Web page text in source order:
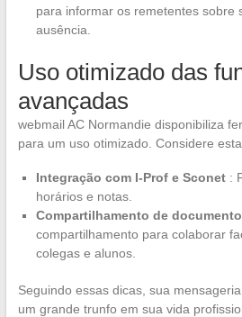
para informar os remetentes sobre
ausência.
Uso otimizado das
avançadas
webmail AC Normandie disponibiliza
para um uso otimizado. Considere
Integração com I-Prof e Sconet:
horários e notas.
Compartilhamento de
compartilhamento para colaborar
colegas e alunos.
Seguindo essas dicas, sua
um grande trunfo em sua vida